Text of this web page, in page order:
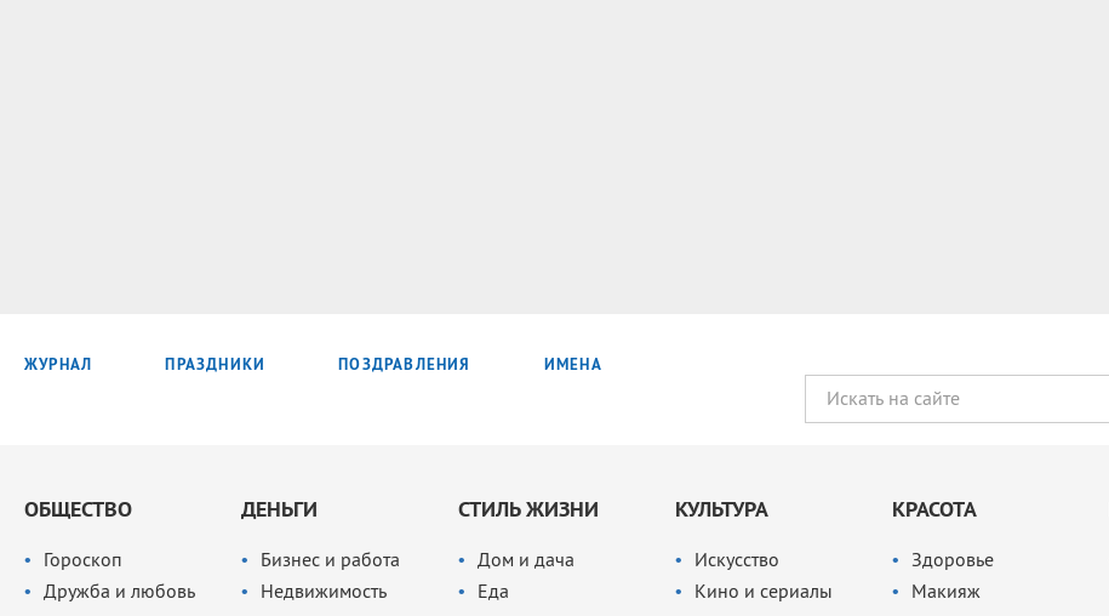
ЖУРНАЛ ПРАЗДНИКИ ПОЗДРАВЛЕНИЯ ИМЕНА
ОБЩЕСТВО
Гороскоп
Дружба и любовь
ДЕНЬГИ
Бизнес и работа
Недвижимость
СТИЛЬ ЖИЗНИ
Дом и дача
Еда
КУЛЬТУРА
Искусство
Кино и сериалы
КРАСОТА
Здоровье
Макияж